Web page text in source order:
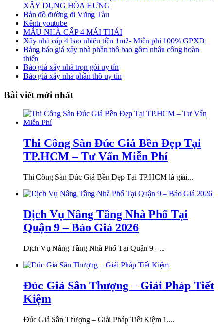
XÂY DỤNG HÒA HƯNG
Bản đồ đường đi Vũng Tàu
Kênh youtube
MẪU NHÀ CẤP 4 MÁI THÁI
Xây nhà cấp 4 bao nhiêu tiền 1m2- Miễn phí 100% GPXD
Bảng báo giá xây nhà phần thô bao gồm nhân công hoàn
thiện
Báo giá xây nhà trọn gói uy tín
Báo giá xây nhà phần thô uy tín
Bài viết mới nhất
Thi Công Sàn Đúc Giả Bền Đẹp Tại
TP.HCM – Tư Vấn Miễn Phí
Thi Công Sàn Đúc Giả Bền Đẹp Tại TP.HCM là giải...
Dịch Vụ Nâng Tầng Nhà Phố Tại
Quận 9 – Báo Giá 2026
Dịch Vụ Nâng Tầng Nhà Phố Tại Quận 9 –...
Đúc Giả Sân Thượng – Giải Pháp Tiết
Kiệm
Đúc Giả Sân Thượng – Giải Pháp Tiết Kiệm 1....